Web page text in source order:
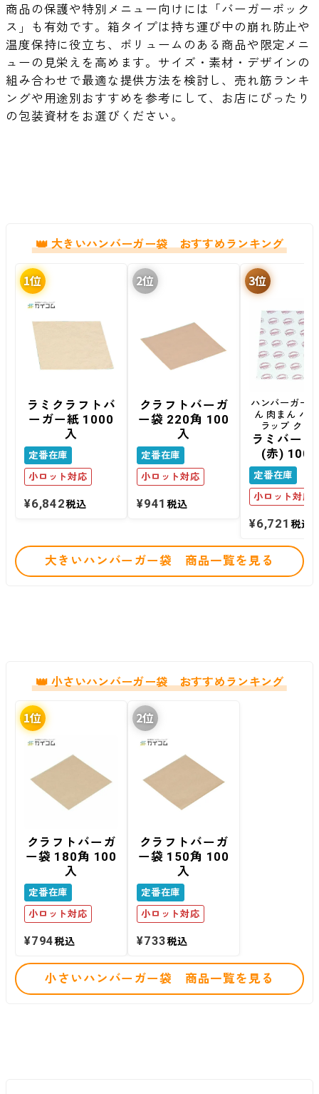
商品の保護や特別メニュー向けには「バーガーボック
ス」も有効です。箱タイプは持ち運び中の崩れ防止や
温度保持に役立ち、ボリュームのある商品や限定メニ
ューの見栄えを高めます。サイズ・素材・デザインの
組み合わせで最適な提供方法を検討し、売れ筋ランキ
ングや用途別おすすめを参考にして、お店にぴったり
の包装資材をお選びください。
大きいハンバーガー袋 おすすめランキング
ラミクラフトバ
ーガー紙 1000
入
定番在庫
小ロット対応
¥6,842税込
クラフトバーガ
ー袋 220角 100
入
定番在庫
小ロット対応
¥941税込
ハンバーガー
ん 肉まん バ
ラップ クレ
ラミバーガ
(赤)
定番在庫
小ロット対応
¥6,721 税込
大きいハンバーガー袋 商品一覧を見る
小さいハンバーガー袋 おすすめランキング
クラフトバーガ
ー袋 180角 100
入
定番在庫
小ロット対応
¥794税込
クラフトバーガ
ー袋 150角 100
入
定番在庫
小ロット対応
¥733税込
小さいハンバーガー袋 商品一覧を見る